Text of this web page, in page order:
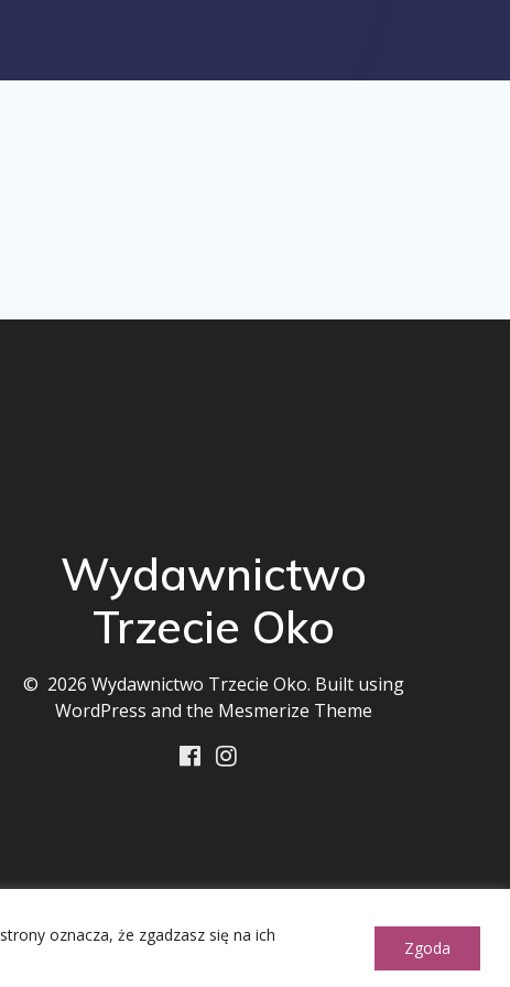
oznacza, że zgadzasz się na ich
Zgoda
Wydawnictwo
Trzecie Oko
© 2026 Wydawnictwo Trzecie Oko. Built using
WordPress and the Mesmerize Theme